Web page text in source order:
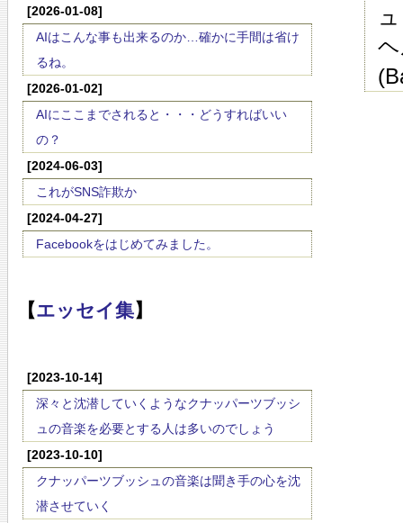
[2026-01-08]
AIはこんな事も出来るのか…確かに手間は省け
るね。
[2026-01-02]
AIにここまでされると・・・どうすればいい
の？
[2024-06-03]
これがSNS詐欺か
[2024-04-27]
Facebookをはじめてみました。
【エッセイ集】
[2023-10-14]
深々と沈潜していくようなクナッパーツブッシ
ュの音楽を必要とする人は多いのでしょう
[2023-10-10]
クナッパーツブッシュの音楽は聞き手の心を沈
潜させていく